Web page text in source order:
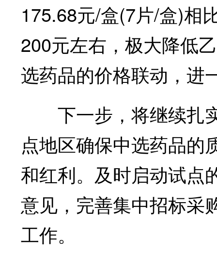
175.68元/盒(7片/盒)相
200元左右，极大降低
选药品的价格联动，进
下一步，将继续扎
点地区确保中选药品的
和红利。及时启动试点
意见，完善集中招标采
工作。